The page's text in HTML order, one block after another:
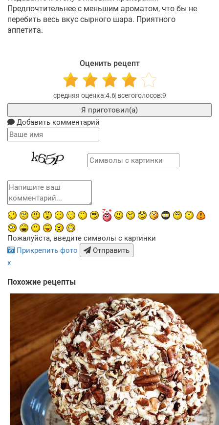
Предпочтительнее с меньшим ароматом, что бы не
перебить весь вкус сырного шара. Приятного
аппетита.
Оценить рецепт
4.6 9
Я приготовил(а)
Добавить комментарий
Пожалуйста, введите символы с картинки
Прикрепить фото
Отправить
x
Похожие рецепты